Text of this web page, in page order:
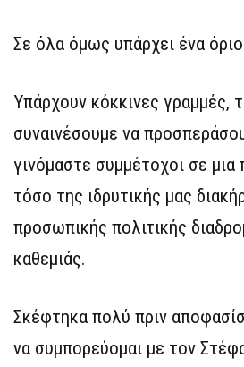
Σε όλα όμως υπάρχει ένα
Υπάρχουν κόκκινες γραμμές,
συναινέσουμε να
γινόμαστε συμμέτοχοι σε
τόσο της ιδρυτικής μας
προσωπικής πολιτικής
καθεμιάς.
Σκέφτηκα πολύ πριν
να συμπορεύομαι με τον